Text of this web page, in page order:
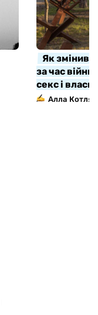
Як
за час
секс і
Алла Котляр